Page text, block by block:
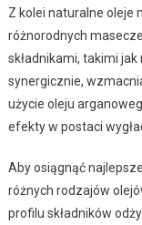
Z kolei naturalne oleje
różnorodnych
składnikami, takimi
synergicznie,
użycie oleju
efekty w postaci
Aby osiągnąć
różnych rodzajów
profilu składników